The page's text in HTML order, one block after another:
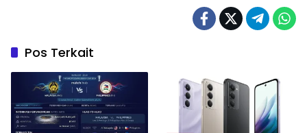
Pos Terkait